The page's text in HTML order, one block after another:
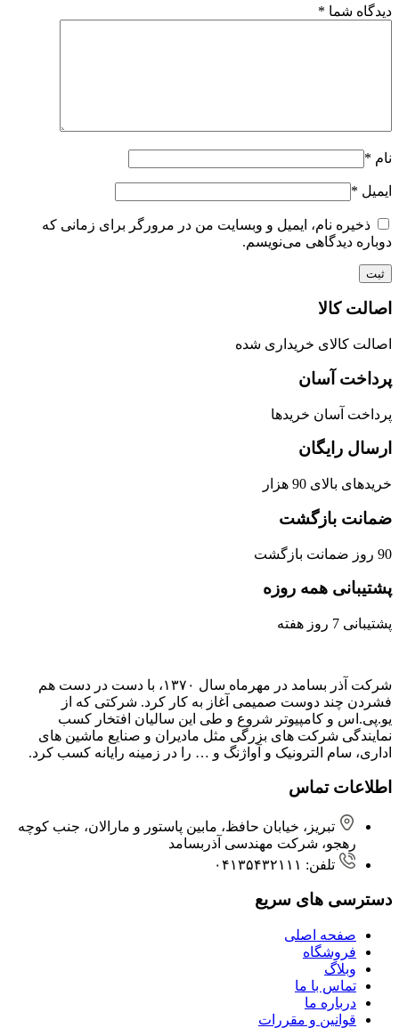
دیدگاه شما *
نام *
ایمیل *
ذخیره نام، ایمیل و وبسایت من در مرورگر برای زمانی که
دوباره دیدگاهی می‌نویسم.
اصالت کالا
اصالت کالای خریداری شده
پرداخت آسان
پرداخت آسان خریدها
ارسال رایگان
خریدهای بالای 90 هزار
ضمانت بازگشت
90 روز ضمانت بازگشت
پشتیبانی همه روزه
پشتیبانی 7 روز هفته
شرکت آذر بسامد در مهرماه سال ۱۳۷۰، با دست در دست هم
فشردن ‌چند دوست صمیمی آغاز به کار کرد. شرکتی که از
یو.پی.اس و کامپیوتر شروع و طی این سالیان افتخار کسب
نمایندگی شرکت های بزرگی مثل مادیران و صنایع ماشین های
اداری، سام الترونیک و آواژنگ و … را در زمینه رایانه کسب کرد.
اطلاعات تماس
تبریز، خیابان حافظ، مابین پاستور و مارالان، جنب کوچه
رهجو، شرکت مهندسی آذربسامد
تلفن: ۰۴۱۳۵۴۳۲۱۱۱
دسترسی های سریع
صفحه اصلی
فروشگاه
وبلاگ
تماس با ما
درباره ما
قوانین و مقررات